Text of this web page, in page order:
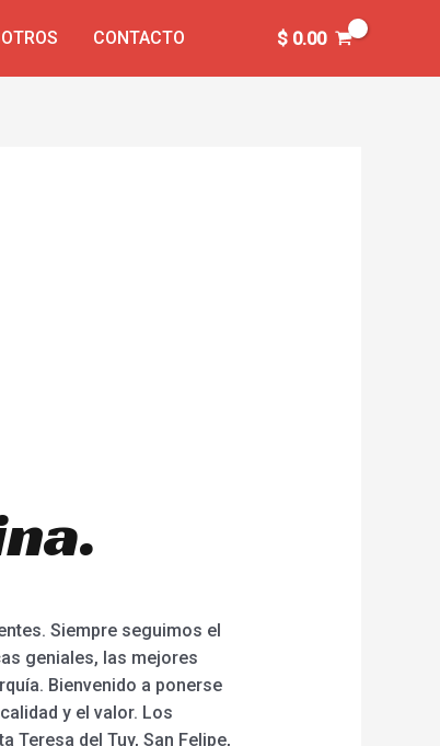
CONTACTO $0.00
Siempre seguimos el
geniales, las mejores
Bienvenido a ponerse
y el valor. Los
del Tuy, San Felipe,